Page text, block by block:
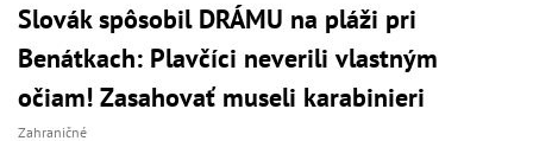
Slovák spôsobil DRÁMU na pláži pri
Benátkach: Plavčíci neverili vlastným
očiam! Zasahovať museli karabinieri
Zahraničné